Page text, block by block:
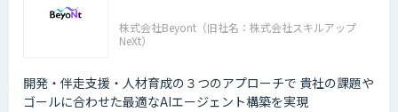
株式会社Beyont（旧社名：株式会社スキルアップ
NeXt）
開発・伴走支援・人材育成の３つのアプローチで 貴社の課題や
ゴールに合わせた最適なAIエージェント構築を実現